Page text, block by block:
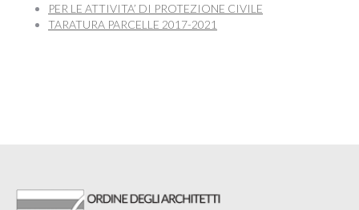
PER LE ATTIVITA’ DI PROTEZIONE CIVILE
TARATURA PARCELLE 2017-2021